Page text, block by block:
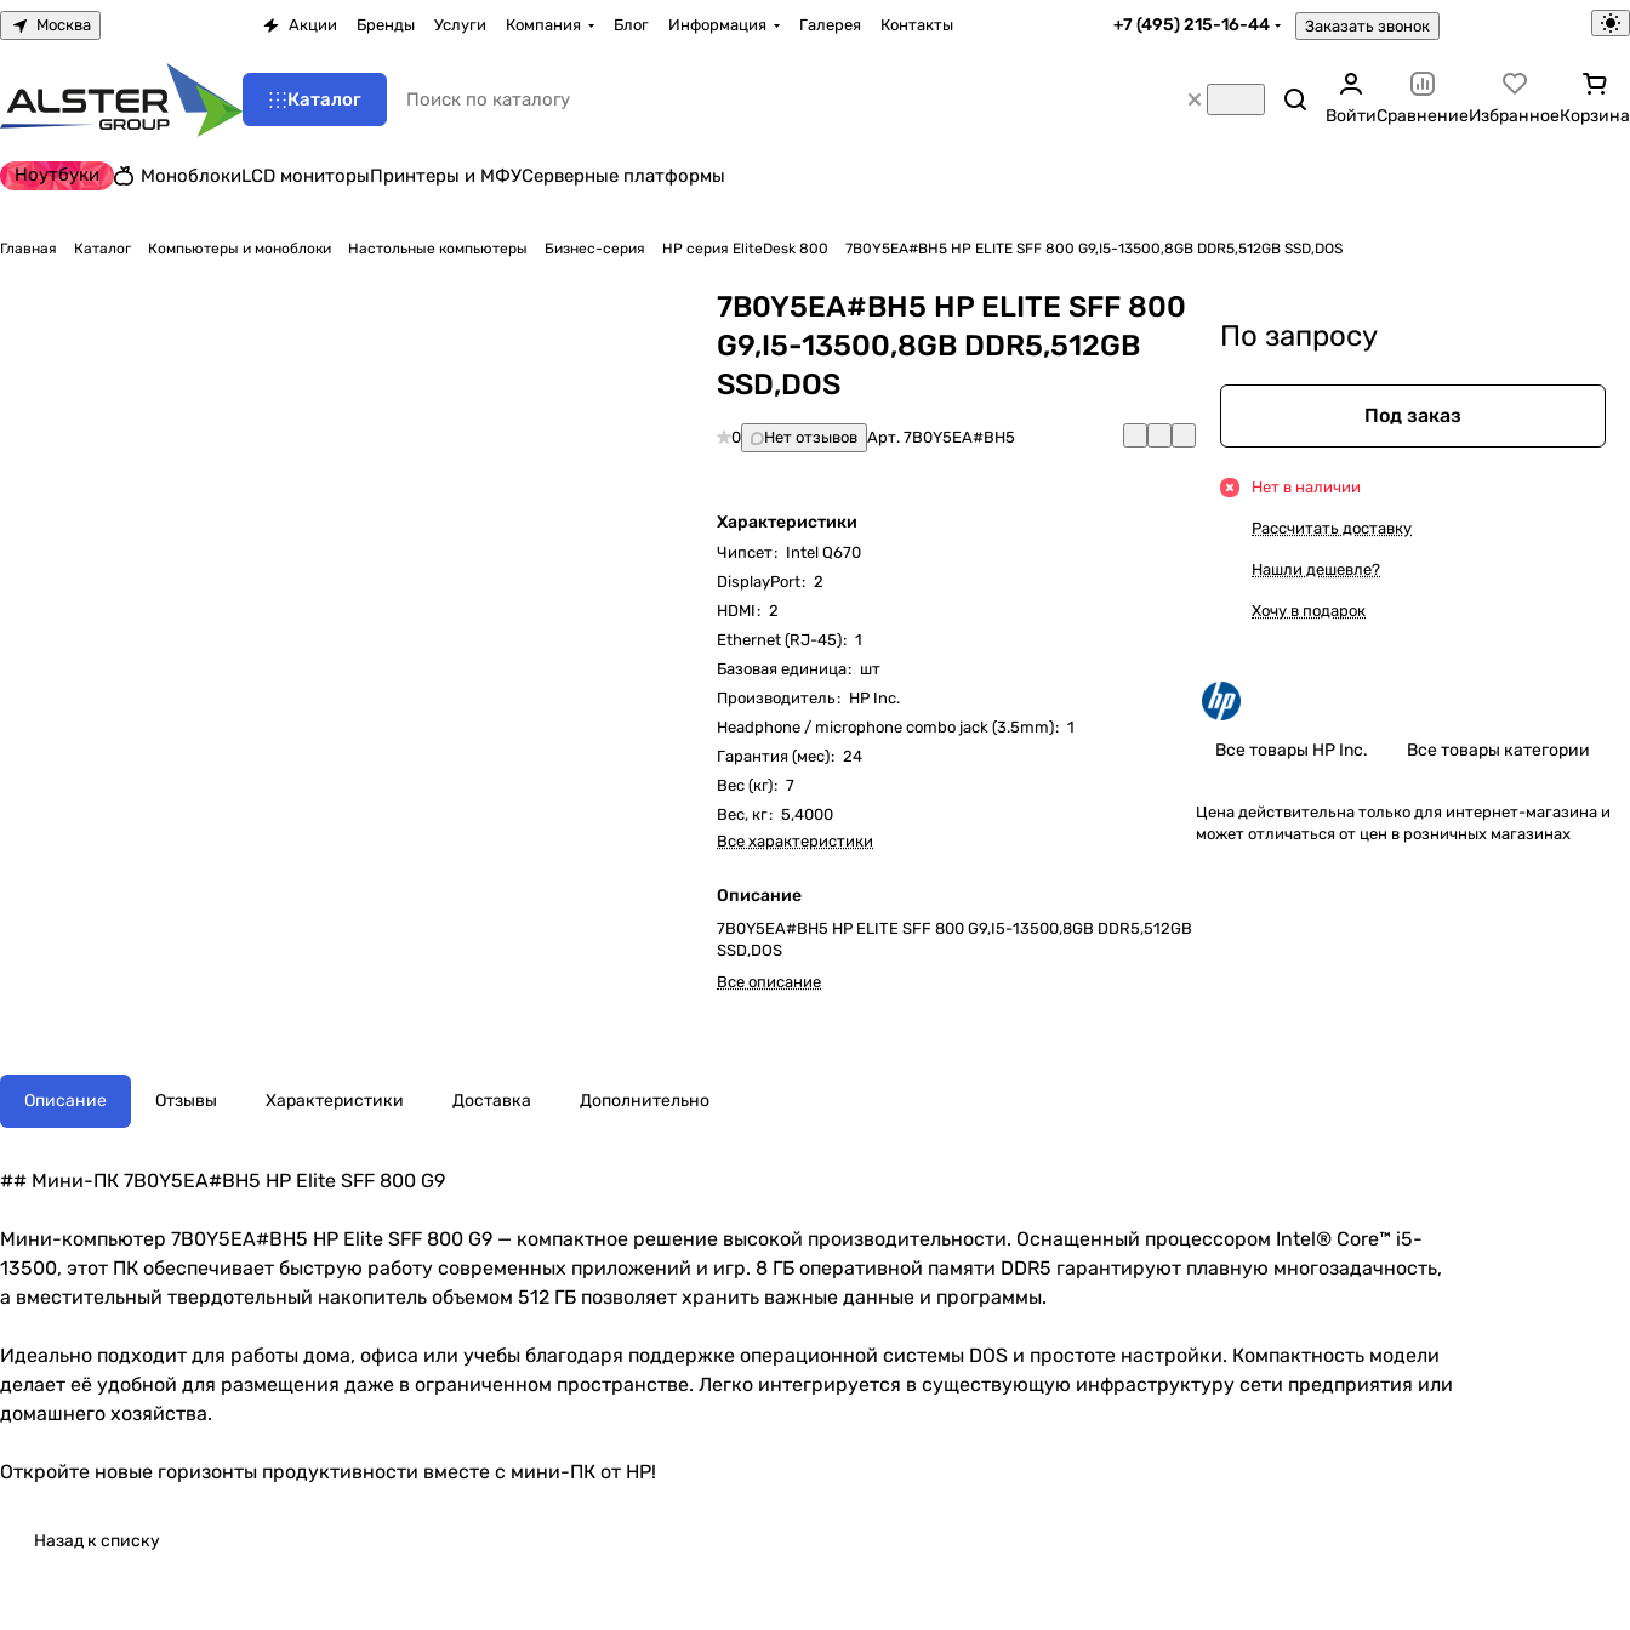
Москва Акции Бренды Услуги Компания Блог Информация Галерея Контакты +7 (495) 215-16-44 Заказать звонок
Каталог
ВойтиСравнениеИзбранноеКорзина
Ноутбуки МоноблокиLCD мониторыПринтеры и МФУСерверные платформы
Главная Каталог Компьютеры и моноблоки Настольные компьютеры Бизнес-серия HP серия EliteDesk 800 7B0Y5EA#BH5 HP ELITE SFF 800 G9,I5-13500,8GB DDR5,512GB SSD,DOS
7B0Y5EA#BH5 HP ELITE SFF 800
G9,I5-13500,8GB DDR5,512GB
SSD,DOS
0 Нет отзывов Арт.7B0Y5EA#BH5
Характеристики
Чипсет: Intel Q670
DisplayPort: 2
HDMI: 2
Ethernet (RJ-45): 1
Базовая единица: шт
Производитель: HP Inc.
Headphone / microphone combo jack (3.5mm): 1
Гарантия (мес): 24
Вес (кг): 7
Вес, кг: 5,4000
Все характеристики
Описание
7B0Y5EA#BH5 HP ELITE SFF 800 G9,I5-13500,8GB DDR5,512GB
SSD,DOS
Все описание
По запросу
Под заказ
Нет в наличии
Рассчитать доставку
Нашли дешевле?
Хочу в подарок
Все товары HP Inc. Все товары категории
Цена действительна только для интернет-магазина и
может отличаться от цен в розничных магазинах
Описание Отзывы Характеристики Доставка Дополнительно
## Мини-ПК 7B0Y5EA#BH5 HP Elite SFF 800 G9
Мини-компьютер 7B0Y5EA#BH5 HP Elite SFF 800 G9 — компактное решение высокой производительности. Оснащенный процессором Intel® Core™ i5-
13500, этот ПК обеспечивает быструю работу современных приложений и игр. 8 ГБ оперативной памяти DDR5 гарантируют плавную многозадачность,
а вместительный твердотельный накопитель объемом 512 ГБ позволяет хранить важные данные и программы.
Идеально подходит для работы дома, офиса или учебы благодаря поддержке операционной системы DOS и простоте настройки. Компактность модели
делает её удобной для размещения даже в ограниченном пространстве. Легко интегрируется в существующую инфраструктуру сети предприятия или
домашнего хозяйства.
Откройте новые горизонты продуктивности вместе с мини-ПК от HP!
Назад к списку